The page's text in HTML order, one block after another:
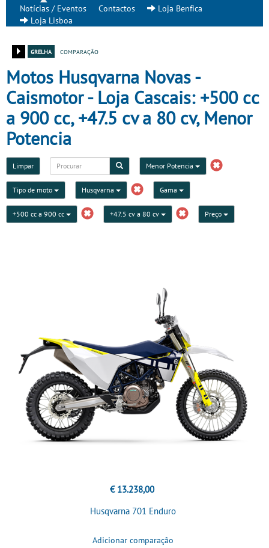
Notícias / Eventos
Contactos
Loja Benfica
Loja Lisboa
grelha comparação
Motos Husqvarna Novas -
Caismotor - Loja Cascais: +500 cc
a 900 cc, +47.5 cv a 80 cv, Menor
Potencia
Limpar Menor Potencia
Tipo de moto Husqvarna Gama
+500 cc a 900 cc +47.5 cv a 80 cv Preço
€ 13.238,00
Husqvarna 701 Enduro
Adicionar comparação